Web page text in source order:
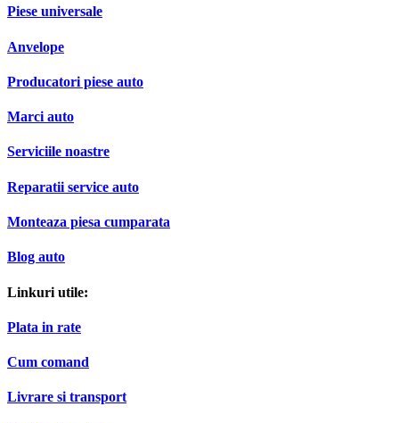
Piese universale
Anvelope
Producatori piese auto
Marci auto
Serviciile noastre
Reparatii service auto
Monteaza piesa cumparata
Blog auto
Linkuri utile:
Plata in rate
Cum comand
Livrare si transport